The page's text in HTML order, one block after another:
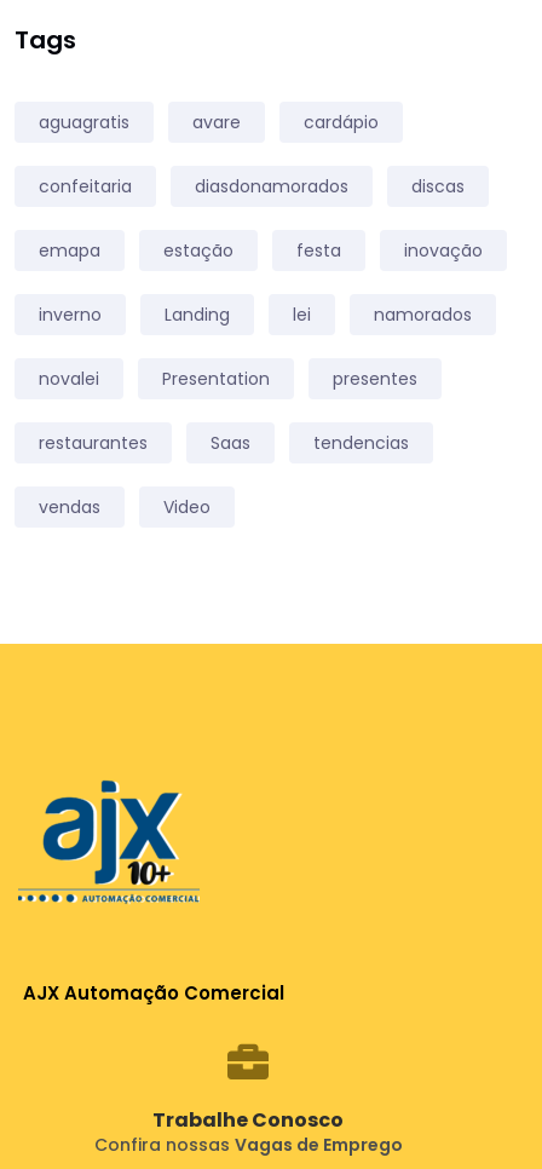
Tags
aguagratis avare cardápio
confeitaria diasdonamorados discas
emapa estação festa inovação
inverno Landing lei namorados
novalei Presentation presentes
restaurantes Saas tendencias
vendas Video
AJX Automação Comercial
Trabalhe Conosco
Confira nossas Vagas de Emprego